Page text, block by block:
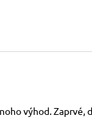
výhod.